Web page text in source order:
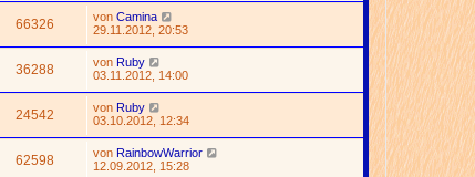
66326 von Camina
29.11.2012, 20:53
36288 von Ruby
03.11.2012, 14:00
24542 von Ruby
03.10.2012, 12:34
62598 von RainbowWarrior
12.09.2012, 15:28